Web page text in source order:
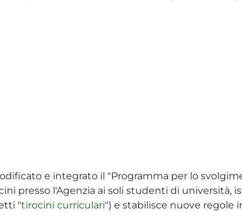
e integrato il "Programma per lo
presso l'Agenzia ai soli studenti di università,
"tirocini curriculari") e stabilisce nuove regole